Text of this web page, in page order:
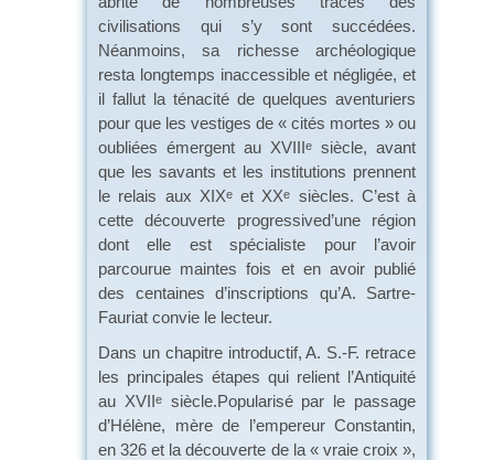
civilisations qui s’y sont succédées.
Néanmoins, sa richesse archéologique
resta longtemps inaccessible et négligée, et
il fallut la ténacité de quelques aventuriers
pour que les vestiges de « cités mortes » ou
oubliées émergent au XVIIIe
siècle, avant
que les savants et les institutions prennent
le relais aux XIXeet XXe
siècles. C’est à
cette découverte progressived’une région
dont elle est spécialiste pour l’avoir
parcourue maintes fois et en avoir publié
des centaines d’inscriptions qu’A. Sartre-
Fauriat convie le lecteur.
Dans un chapitre introductif, A. S.-F. retrace
les principales étapes qui relient l’Antiquité
au XVIIesiècle.Popularisé par le passage
d’Hélène, mère de l’empereur Constantin,
en 326 et la découverte de la « vraie croix »,